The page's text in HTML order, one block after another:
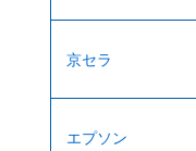
京セラ
エプソン